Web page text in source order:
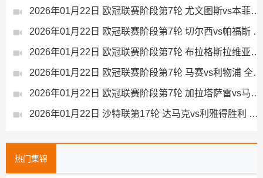
2026年01月22日 欧冠联赛阶段第7轮 尤文图斯vs本菲卡 全场录像
2026年01月22日 欧冠联赛阶段第7轮 切尔西vs帕福斯 全场录像
2026年01月22日 欧冠联赛阶段第7轮 布拉格斯拉维亚vs巴塞罗那 全场录像
2026年01月22日 欧冠联赛阶段第7轮 马赛vs利物浦 全场录像
2026年01月22日 欧冠联赛阶段第7轮 加拉塔萨雷vs马德里竞技 全场录像
2026年01月22日 沙特联第17轮 达马克vs利雅得胜利 全场录像
热门集锦